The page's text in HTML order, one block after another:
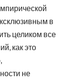
в
целиком все
как это
не